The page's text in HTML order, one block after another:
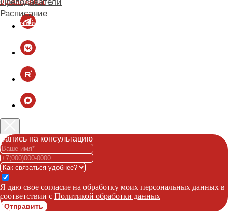
Запись на консультацию
Я даю свое согласие на обработку моих персональных данных в
соответствии с Политикой обработки данных
Отправить